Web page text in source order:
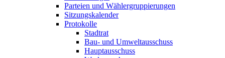
Parteien und Wählergruppierungen
Sitzungskalender
Protokolle
Stadtrat
Bau- und Umweltausschuss
Hauptausschuss